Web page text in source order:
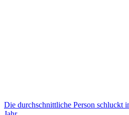
Die durchschnittliche Person schluckt